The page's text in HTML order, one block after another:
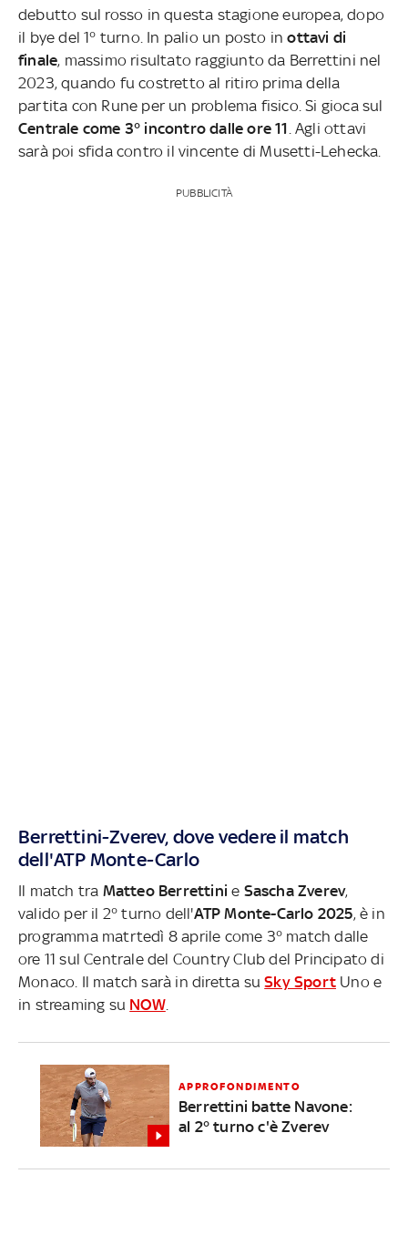
debutto sul rosso in questa stagione europea, dopo
il bye del 1° turno. In palio un posto inottavi di
finale, massimo risultato raggiunto da Berrettini nel
2023, quando fu costretto al ritiro prima della
partita con Rune per un problema fisico. Si gioca sul
Centrale come 3° incontro dalle ore 11 . Agli ottavi
sarà poi sfida contro il vincente di Musetti-Lehecka.
PUBBLICITÀ
Berrettini-Zverev, dove vedere il match
dell'ATP Monte-Carlo
Il match tra Matteo Berrettinie Sascha Zverev,
valido per il 2° turno dell'ATP Monte-Carlo 2025, è in
programma matrtedì 8 aprile come 3° match dalle
ore 11 sul Centrale del Country Club del Principato di
Monaco. Il match sarà in diretta suSky Sport Uno e
in streaming su NOW.
APPROFONDIMENTO
Berrettini batte Navone:
al 2° turno c'è Zverev